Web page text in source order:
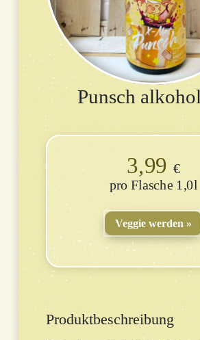
Punsch
3,99 €
Flasche 1,0l
Veggie werden
Produktbeschreibung